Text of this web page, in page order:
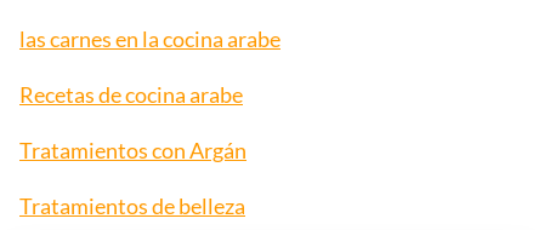
las carnes en la cocina arabe
Recetas de cocina arabe
Tratamientos con Argán
Tratamientos de belleza